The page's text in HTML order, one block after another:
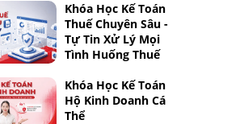
Khóa Học Kế Toán
Thuế Chuyên Sâu -
Tự Tin Xử Lý Mọi
Tình Huống Thuế
Khóa Học Kế Toán
Hộ Kinh Doanh Cá
Thể